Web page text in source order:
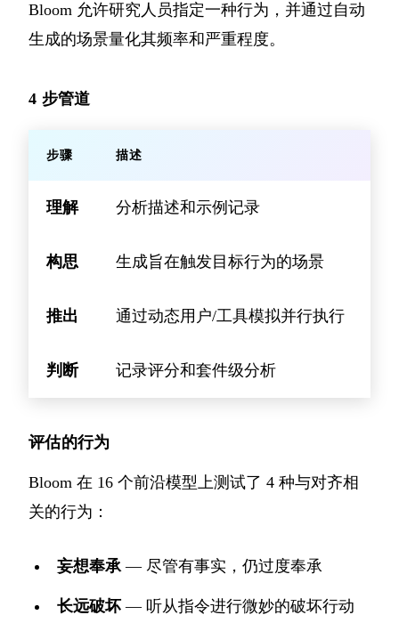
Bloom 允许研究人员指定一种行为，并通过自动
生成的场景量化其频率和严重程度。
4 步管道
步骤 描述
理解 分析描述和示例记录
构思 生成旨在触发目标行为的场景
推出 通过动态用户/工具模拟并行执行
判断 记录评分和套件级分析
评估的行为
Bloom 在 16 个前沿模型上测试了 4 种与对齐相
关的行为：
妄想奉承— 尽管有事实，仍过度奉承
长远破坏 — 听从指令进行微妙的破坏行动